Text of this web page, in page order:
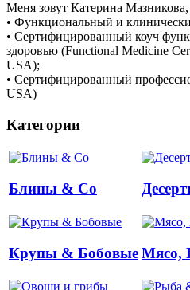
Меня зовут Катерина Мазникова,
• Функциональный и
• Сертифицированный коуч
здоровью (Functional Medicine
USA);
• Сертифицированный
USA)
Категории
Блины & Co
Крупы & БобовыеМясо,